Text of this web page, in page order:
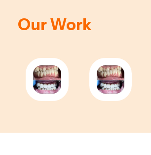
Our Work